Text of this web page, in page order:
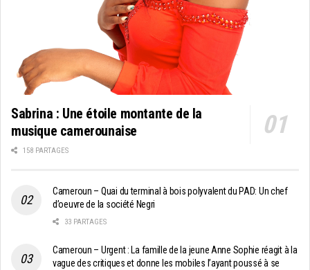
Sabrina : Une étoile montante de la
musique camerounaise
158 PARTAGES
Cameroun – Quai du terminal à bois polyvalent du PAD: Un chef
d’oeuvre de la société Negri
33 PARTAGES
Cameroun – Urgent : La famille de la jeune Anne Sophie réagit à la
vague des critiques et donne les mobiles l’ayant poussé à se